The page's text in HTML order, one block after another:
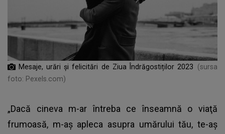
Mesaje, urări și felicitări de Ziua Îndrăgostiților 2023
(sursa
foto: Pexels.com)
„Dacă cineva m-ar întreba ce înseamnă o viaţă
frumoasă, m-aş apleca asupra umărului tău, te-aş